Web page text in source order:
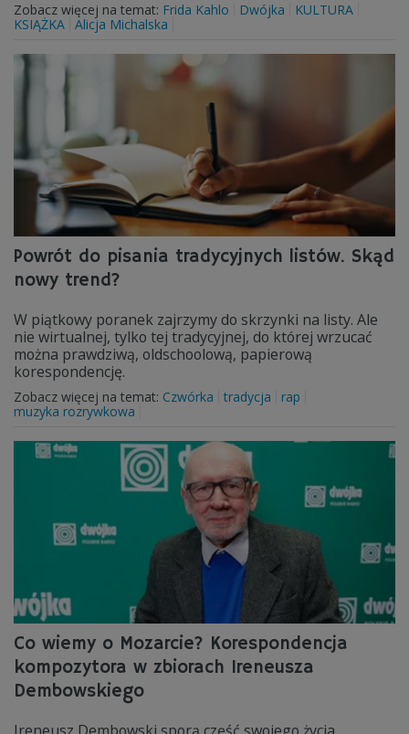
Zobacz więcej na temat: Frida Kahlo Dwójka
KULTURA
KSIĄŻKA Alicja Michalska
Powrót do pisania tradycyjnych listów. Skąd
nowy trend?
W piątkowy poranek zajrzymy do skrzynki na listy. Ale
nie wirtualnej, tylko tej tradycyjnej, do której wrzucać
można prawdziwą, oldschoolową, papierową
korespondencję.
Zobacz więcej na temat: Czwórka tradycja
rap
muzyka rozrywkowa
Co wiemy o Mozarcie? Korespondencja
kompozytora w zbiorach Ireneusza
Dembowskiego